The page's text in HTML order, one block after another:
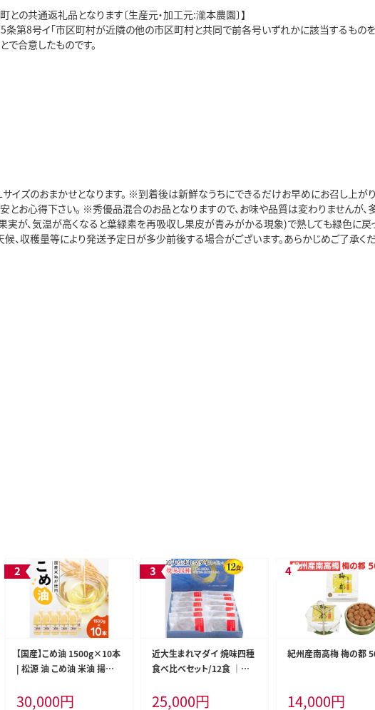
との共通返礼品となります〔生産元・加工元:瀧本農園〕】
第8号イ「市区町村が近隣の他の市区町村と共同で前各号いずれかに該当するもの
で合意したものです。
イズのおまかせとなります。 ※到着後は新鮮なうちにできるだけお早めにお召し上が
とお心得下さい。 ※秀優品混合のお品となりますので、お味や品質は変わりませんが
が、気温が高くなると葉緑素を再吸収し果皮が青みがかる現象)で熟しても緑色に戻
候、収穫量等により発送予定日が多少前後する場合がございます。あらかじめご了承
【国産】こめ油 1500g×10本
| 松源 油 こめ油 米油 揚げ
築野食品 お米 こめ こめあ
30,000円
近大生まれマダイ 焼味四種
食べ比べセット/12食 ｜焼
柚庵焼き◆
25,000円
紀州産南高梅 梅の都
14,000円